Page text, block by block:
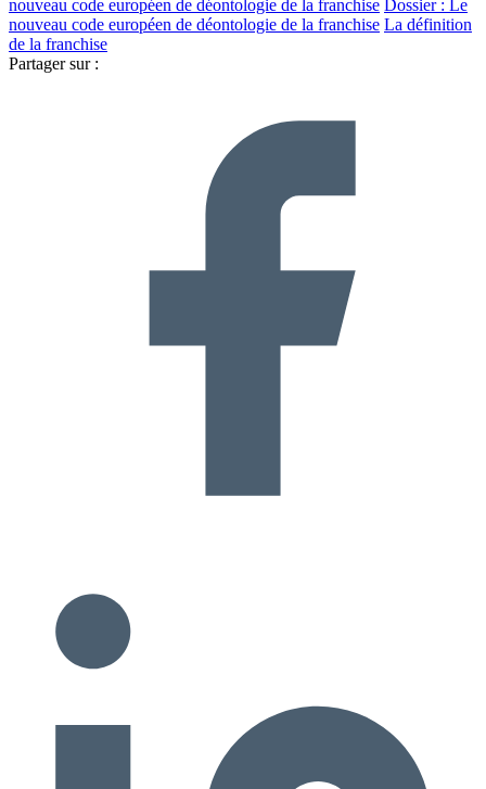
nouveau code européen de déontologie de la franchise
Dossier : Le
nouveau code européen de déontologie de la franchise La définition
de la franchise
Partager sur :